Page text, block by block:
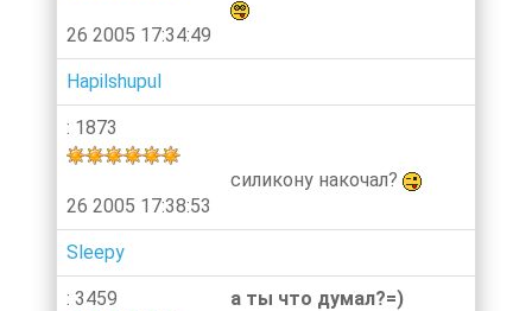
26 2005 17:34:49
Hapilshupul
: 1873
26 2005 17:38:53
силикону накочал?
Sleepy
: 3459 а ты что думал?=)